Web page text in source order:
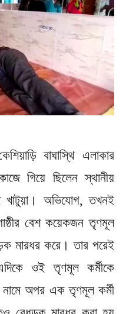
বাঘাস্থি এলাকার
গিয়ে ছিলেন স্থানীয়
খাটুয়া। অভিযোগ, তখনই
বেশ কয়েকজন তৃণমূল
মারধর করে। তার পরেই
ওই তৃণমূল কর্মীকে
নামে অপর এক তৃণমূল কর্মী